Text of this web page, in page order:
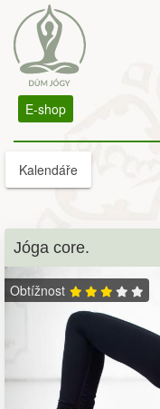
E-shop
Kalendáře
Jóga core.
Obtížnost